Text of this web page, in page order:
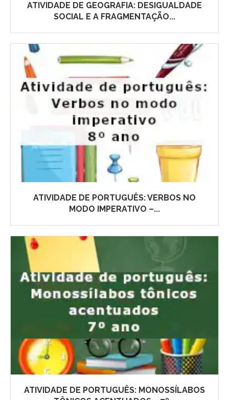
ATIVIDADE DE GEOGRAFIA: DESIGUALDADE
SOCIAL E A FRAGMENTAÇÃO...
ATIVIDADE DE PORTUGUÊS: VERBOS NO
MODO IMPERATIVO –...
ATIVIDADE DE PORTUGUÊS: MONOSSÍLABOS